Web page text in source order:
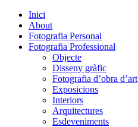
Inici
About
Fotografia Personal
Fotografia Professional
Objecte
Disseny gràfic
Fotografia d’obra d’art
Exposicions
Interiors
Arquitectures
Esdeveniments